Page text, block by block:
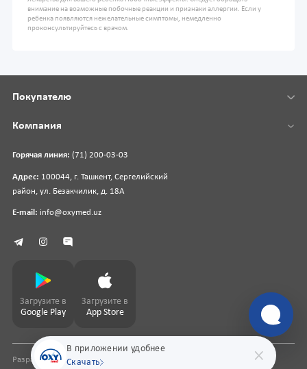
внимание на возможные побочные реакции и признаки аллергии. Если у
ребенка появляются нежелательные симптомы, немедленно
проконсультируйтесь с врачом.
В приложении удобнее
Скачать
Горячая линия: (71) 200-03-03
Адрес: 100044, г. Ташкент, Сергелийский
район, ул. Безакчилик, д. 18А
E-mail: info@oxymed.uz
Покупателю
Компания
Загрузите в
Google Play
Загрузите в
App Store
Разработка сайтаpharmit.uz